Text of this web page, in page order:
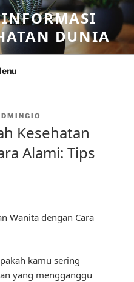
DUNIA
Kesehatan
Alami: Tips
Wanita dengan Cara
kamu sering
yang mengganggu